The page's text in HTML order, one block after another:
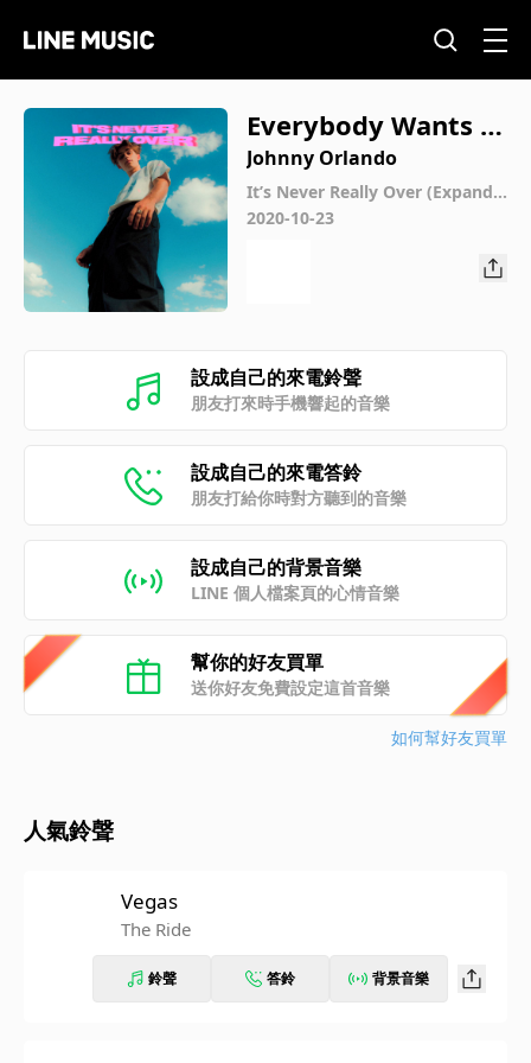
Everybody Wants Y
ou (Acoustic)
Johnny Orlando
It’s Never Really Over (Expande
d)
2020-10-23
設成自己的來電鈴聲
朋友打來時手機響起的音樂
設成自己的來電答鈴
朋友打給你時對方聽到的音樂
設成自己的背景音樂
LINE 個人檔案頁的心情音樂
幫你的好友買單
送你好友免費設定這首音樂
如何幫好友買單
人氣鈴聲
Vegas
The Ride
鈴聲 答鈴 背景音樂